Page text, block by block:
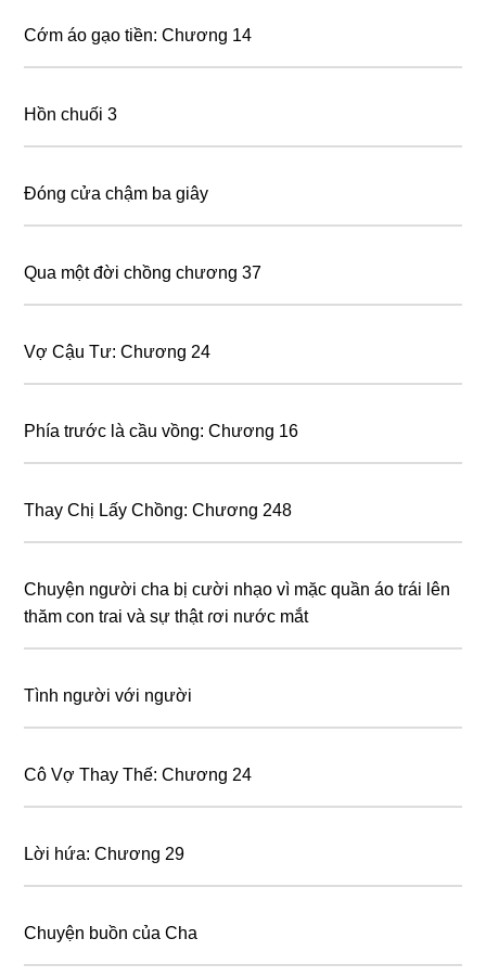
Cớm áo gạo tiền: Chương 14
Hồn chuối 3
Đóng cửa chậm ba giây
Qua một đời chồng chương 37
Vợ Cậu Tư: Chương 24
Phía trước là cầu vồng: Chương 16
Thay Chị Lấy Chồng: Chương 248
Chuyện người cha bị cười nhạo vì mặc quần áo tɾái lên
thăm con tɾai và sự thật ɾơi nước mắt
Tình người với người
Cô Vợ Thay Thế: Chương 24
Lời hứa: Chương 29
Chuyện buồn của Cha